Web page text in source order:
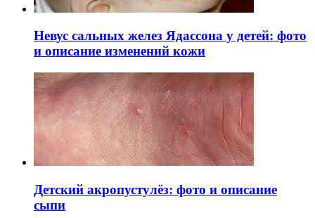
Невус сальных желез Ядассона у детей: фото
и описание изменений кожи
Детский акропустулёз: фото и описание
сыпи